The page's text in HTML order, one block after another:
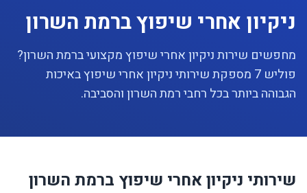
ניקיון אחרי שיפוץ ברמת השרון
מחפשים שירות ניקיון אחרי שיפוץ מקצועי ברמת השרון?
פוליש 7 מספקת שירותי ניקיון אחרי שיפוץ באיכות
הגבוהה ביותר בכל רחבי רמת השרון והסביבה.
שירותי ניקיון אחרי שיפוץ ברמת השרון